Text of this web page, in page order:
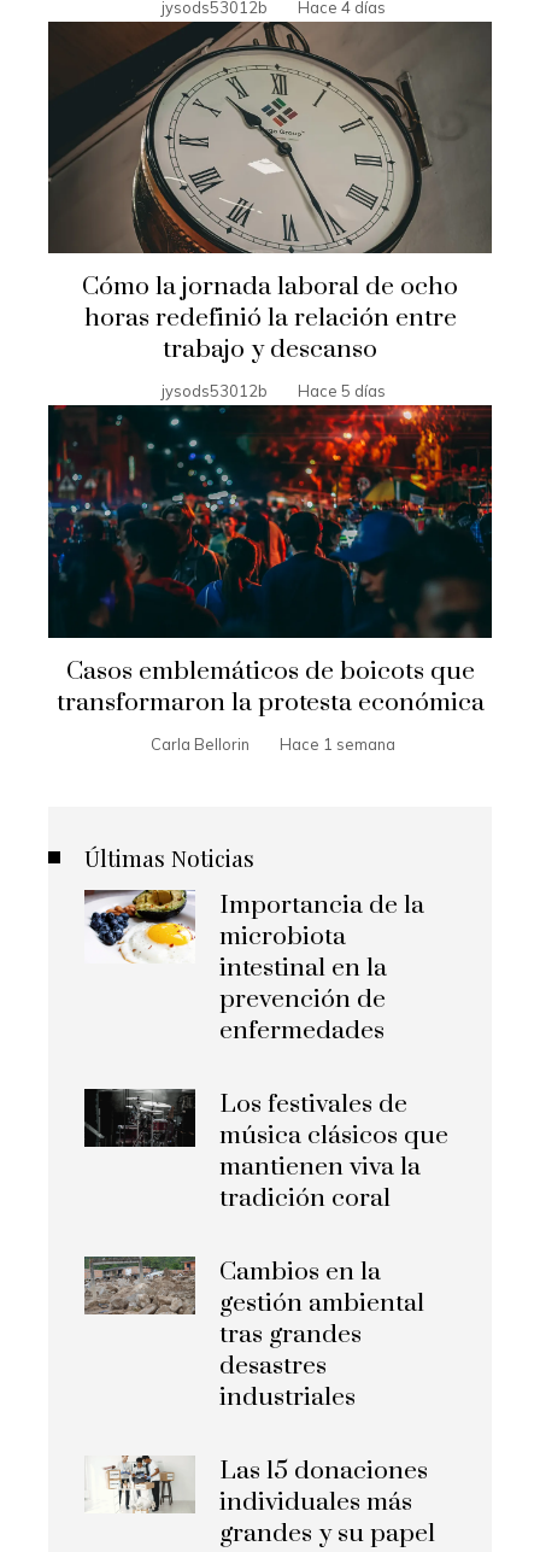
jysods53012b Hace 4 días
Cómo la jornada laboral de ocho
horas redefinió la relación entre
trabajo y descanso
jysods53012b Hace 5 días
Casos emblemáticos de boicots que
transformaron la protesta económica
Carla Bellorin Hace 1 semana
Últimas Noticias
Importancia de la
microbiota
intestinal en la
prevención de
enfermedades
Los festivales de
música clásicos que
mantienen viva la
tradición coral
Cambios en la
gestión ambiental
tras grandes
desastres
industriales
Las 15 donaciones
individuales más
grandes y su papel